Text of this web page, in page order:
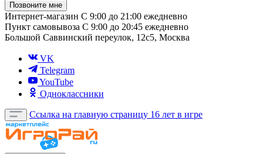
Позвоните мне
Интернет-магазин С 9:00 до 21:00 ежедневно
Пункт самовывоза С 9:00 до 20:45 ежедневно
Большой Саввинский переулок, 12с5, Москва
VK
Telegram
YouTube
Одноклассники
Ссылка на главную страницу 16 лет в игре